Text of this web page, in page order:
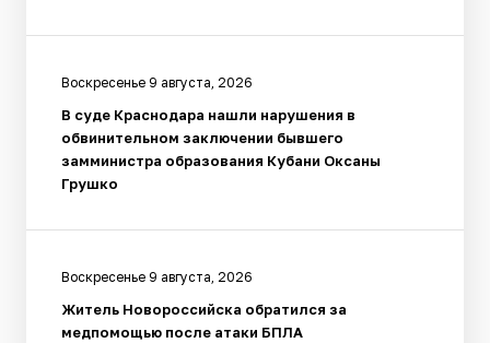
Воскресенье 9 августа, 2026
В суде Краснодара нашли нарушения в
обвинительном заключении бывшего
замминистра образования Кубани Оксаны
Грушко
Воскресенье 9 августа, 2026
Житель Новороссийска обратился за
медпомощью после атаки БПЛА